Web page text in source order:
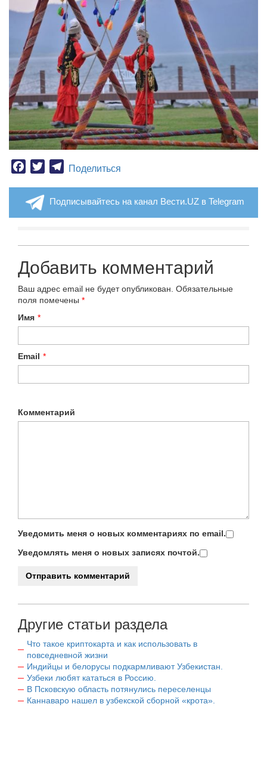
Facebook
TwitterTelegram
Поделиться
Подписывайтесь на канал Вести.UZ в Telegram
Добавить комментарий
Ваш адрес email не будет опубликован. Обязательные
поля помечены *
Имя *
Email *
Комментарий
Уведомить меня о новых комментариях по email.
Уведомлять меня о новых записях почтой.
Другие статьи раздела
Что такое криптокарта и как использовать в
повседневной жизни
Индийцы и белорусы подкармливают Узбекистан.
Узбеки любят кататься в Россию.
В Псковскую область потянулись переселенцы
Каннаваро нашел в узбекской сборной «крота».